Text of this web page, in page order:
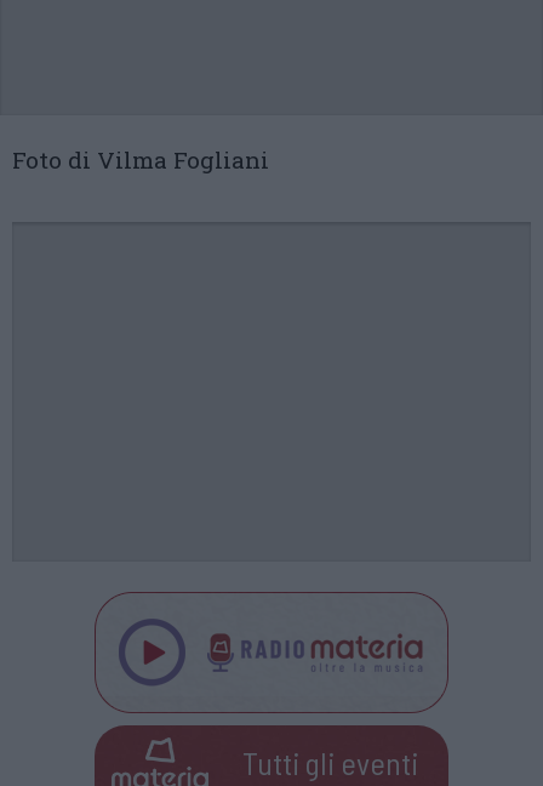
Foto di Vilma Fogliani
Tutti gli eventi